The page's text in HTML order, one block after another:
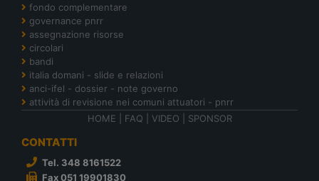
fondo complementare
governance pnrr
assegnazione risorse
circolari
bandi
italia domani - slide e relazioni
anci-ifel - dossier - note governo
attività di revisione nei comuni attuatori - pnrr
HOME
FAQ VIDEO SPONSOR
CONTATTI
Tel. 348 8161522
Fax 051 19901830